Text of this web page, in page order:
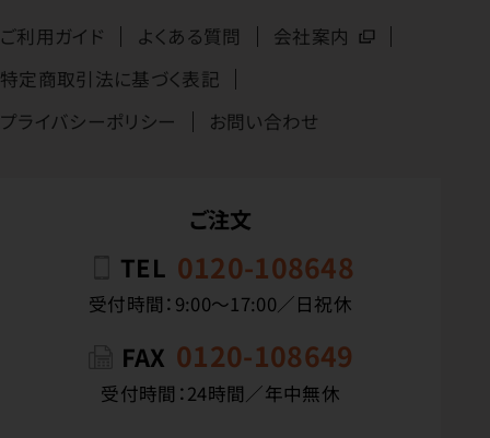
ご利用ガイド よくある質問
会社案内
特定商取引法に基づく表記
プライバシーポリシー
お問い合わせ
ご注文
TEL 0120-108648
受付時間：9:00〜17:00／日祝休
FAX 0120-108649
受付時間：24時間／年中無休